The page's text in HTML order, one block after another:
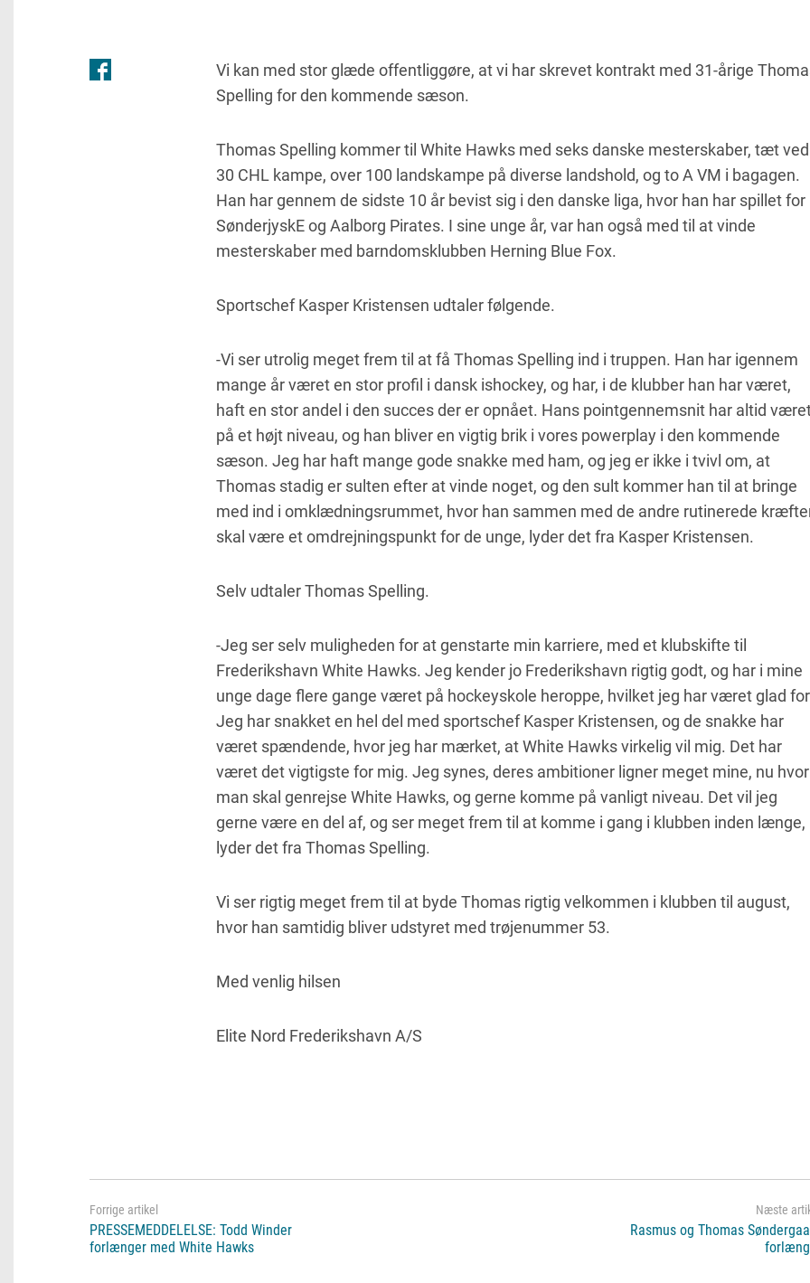
Vi kan med stor glæde offentliggøre, at vi har skrevet kontrakt med 31-årige
Spelling for den kommende sæson.
Thomas Spelling kommer til White Hawks med seks danske mesterskaber, tæt ved
30 CHL kampe, over 100 landskampe på diverse landshold, og to A VM i bagagen.
Han har gennem de sidste 10 år bevist sig i den danske liga, hvor han har spillet for
SønderjyskE og Aalborg Pirates. I sine unge år, var han også med til at vinde
mesterskaber med barndomsklubben Herning Blue Fox.
Sportschef Kasper Kristensen udtaler følgende.
-Vi ser utrolig meget frem til at få Thomas Spelling ind i truppen. Han har igennem
mange år været en stor profil i dansk ishockey, og har, i de klubber han har været,
haft en stor andel i den succes der er opnået. Hans pointgennemsnit har altid
på et højt niveau, og han bliver en vigtig brik i vores powerplay i den kommende
sæson. Jeg har haft mange gode snakke med ham, og jeg er ikke i tvivl om, at
Thomas stadig er sulten efter at vinde noget, og den sult kommer han til at bringe
med ind i omklædningsrummet, hvor han sammen med de andre rutinerede
skal være et omdrejningspunkt for de unge, lyder det fra Kasper Kristensen.
Selv udtaler Thomas Spelling.
-Jeg ser selv muligheden for at genstarte min karriere, med et klubskifte til
Frederikshavn White Hawks. Jeg kender jo Frederikshavn rigtig godt, og har i mine
unge dage flere gange været på hockeyskole heroppe, hvilket jeg har været glad
Jeg har snakket en hel del med sportschef Kasper Kristensen, og de snakke har
været spændende, hvor jeg har mærket, at White Hawks virkelig vil mig. Det har
været det vigtigste for mig. Jeg synes, deres ambitioner ligner meget mine, nu hvor
man skal genrejse White Hawks, og gerne komme på vanligt niveau. Det vil jeg
gerne være en del af, og ser meget frem til at komme i gang i klubben inden længe,
lyder det fra Thomas Spelling.
Vi ser rigtig meget frem til at byde Thomas rigtig velkommen i klubben til august,
hvor han samtidig bliver udstyret med trøjenummer 53.
Med venlig hilsen
Elite Nord Frederikshavn A/S
PRESSEMEDDELELSE: Todd Winder
forlænger med White Hawks
Rasmus og Thomas